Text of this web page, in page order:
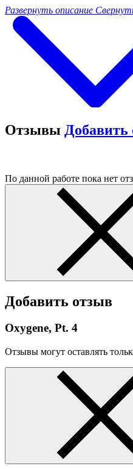
Развернуть описание
Отзывы Добавить
По данной работе пока нет
Добавить отзыв
Oxygene, Pt. 4
Отзывы могут оставлять